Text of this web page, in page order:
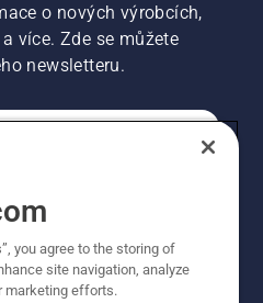
o nových výrobcích,
více. Zde se můžete
newsletteru.
you agree to the storing of
site navigation, analyze
marketing efforts.